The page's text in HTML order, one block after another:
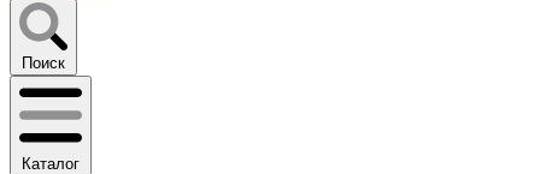
Поиск
Каталог